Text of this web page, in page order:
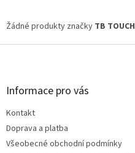
Žádné produkty značky TB TOUCH
Z
Informace pro vás
Kontakt
Doprava a platba
Všeobecné obchodní podmínky